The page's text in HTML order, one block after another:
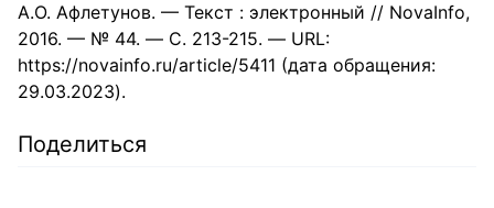
А.О. Афлетунов. — Текст : электронный // NovaInfo,
2016. — № 44. — С. 213-215. — URL:
https://novainfo.ru/article/5411 (дата обращения:
29.03.2023).
Поделиться